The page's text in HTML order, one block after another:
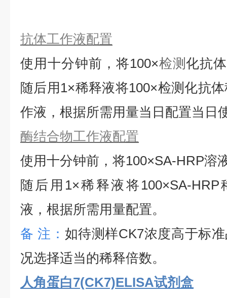
抗体工作液配置
使用十分钟前，将100×检测化抗
随后用1×稀释液将100×检测化抗
作液，根据所需用量当日配置当日
酶结合物工作液配置
使用十分钟前，将100×SA-HRP溶
随后用1×稀释液将100×SA-HRP
液，根据所需用量配置。
备 注： 如待测样CK7浓度高于标
况选择适当的稀释倍数。
人角蛋白7(CK7)ELISA试剂盒